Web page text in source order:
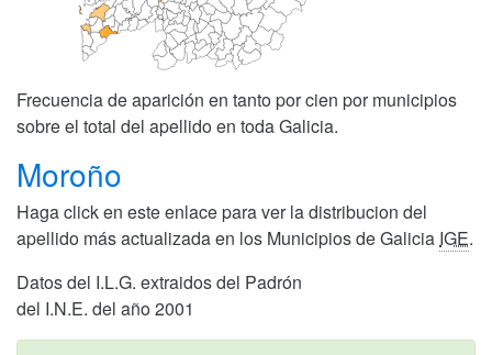
Frecuencia de aparición en tanto por cien por municipios
sobre el total del apellido en toda Galicia.
Moroño
Haga click en este enlace para ver la distribucion del
apellido más actualizada en los Municipios de Galicia IGE.
Datos del I.L.G. extraidos del Padrón
del I.N.E. del año 2001